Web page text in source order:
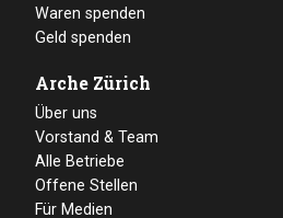
Da für Sie
Adressänderung
Online-Beratung
Unterlagen herunterladen
Anmeldung Newsletter
Möchten Sie sich gerne über